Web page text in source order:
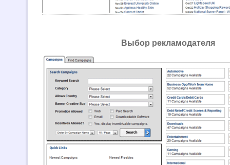
Выбор рекламодателя